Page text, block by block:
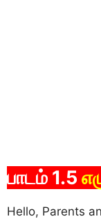
பாடம் 1.5
Hello, Parents